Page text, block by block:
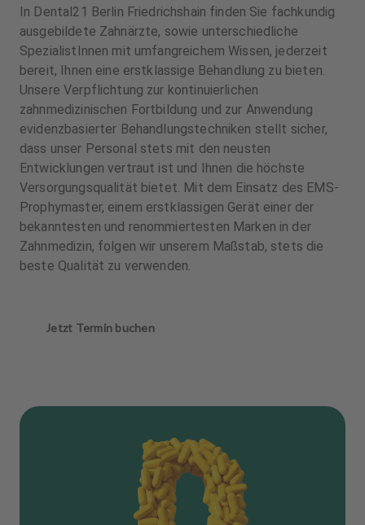
In Dental21 Berlin Friedrichshain finden Sie fachkundig
ausgebildete Zahnärzte, sowie unterschiedliche
SpezialistInnen mit umfangreichem Wissen, jederzeit
bereit, Ihnen eine erstklassige Behandlung zu bieten.
Unsere Verpflichtung zur kontinuierlichen
zahnmedizinischen Fortbildung und zur Anwendung
evidenzbasierter Behandlungstechniken stellt sicher,
dass unser Personal stets mit den neusten
Entwicklungen vertraut ist und Ihnen die höchste
Versorgungsqualität bietet. Mit dem Einsatz des EMS-
Prophymaster, einem erstklassigen Gerät einer der
bekanntesten und renommiertesten Marken in der
Zahnmedizin, folgen wir unserem Maßstab, stets die
beste Qualität zu verwenden.
Jetzt Termin buchen